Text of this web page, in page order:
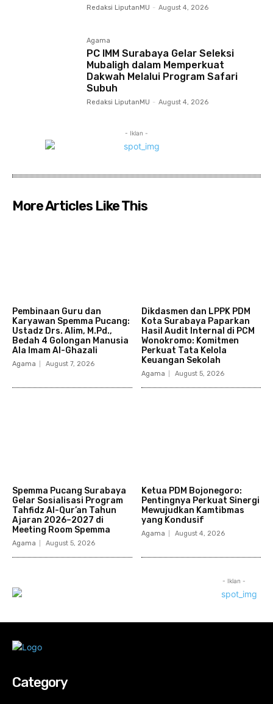
Redaksi LiputanMU - August 4, 2026
Agama
PC IMM Surabaya Gelar Seleksi
Mubaligh dalam Memperkuat
Dakwah Melalui Program Safari
Subuh
Redaksi LiputanMU - August 4, 2026
- Iklan -
More Articles Like This
Pembinaan Guru dan
Karyawan Spemma Pucang:
Ustadz Drs. Alim, M.Pd.,
Bedah 4 Golongan Manusia
Ala Imam Al-Ghazali
Agama August 7, 2026
Dikdasmen dan LPPK PDM
Kota Surabaya Paparkan
Hasil Audit Internal di PCM
Wonokromo: Komitmen
Perkuat Tata Kelola
Keuangan Sekolah
Agama August 5, 2026
Spemma Pucang Surabaya
Gelar Sosialisasi Program
Tahfidz Al-Qur’an Tahun
Ajaran 2026–2027 di
Meeting Room Spemma
Agama August 5, 2026
Ketua PDM Bojonegoro:
Pentingnya Perkuat Sinergi
Mewujudkan Kamtibmas
yang Kondusif
Agama August 4, 2026
- Iklan -
Category